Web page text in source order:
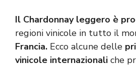
Il Chardonnay leggero è
regioni vinicole in tutto il
Francia. Ecco alcune delle
vinicole internazionali che